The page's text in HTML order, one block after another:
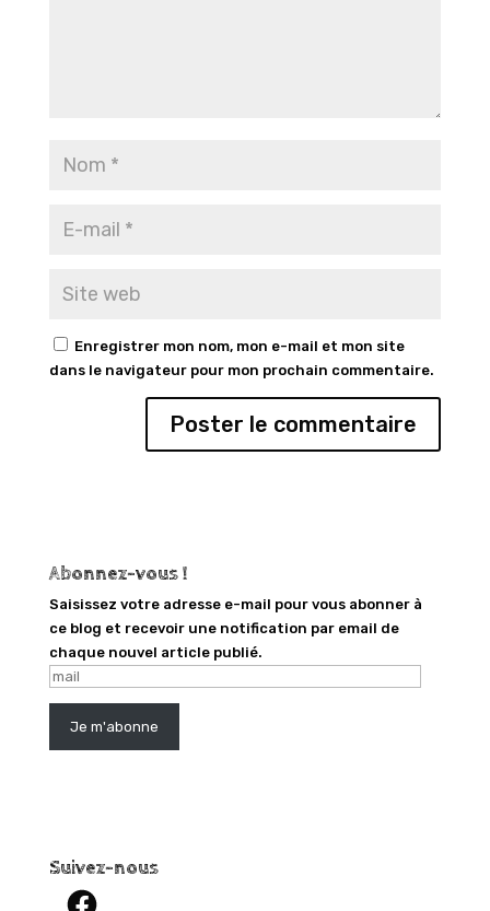
Enregistrer mon nom, mon e-mail et mon site
dans le navigateur pour mon prochain commentaire.
Abonnez-vous !
Saisissez votre adresse e-mail pour vous abonner à
ce blog et recevoir une notification par email de
chaque nouvel article publié.
mail
Je m'abonne
Suivez-nous
Facebook